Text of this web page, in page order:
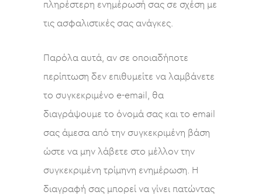
πληρέστερη ενημέρωσή σας σε σχέση με
τις ασφαλιστικές σας ανάγκες.
Παρόλα αυτά, αν σε οποιαδήποτε
περίπτωση δεν επιθυμείτε να λαμβάνετε
το συγκεκριμένο e-email, θα
διαγράψουμε το όνομά σας και το email
σας άμεσα από την συγκεκριμένη βάση
ώστε να μην λάβετε στο μέλλον την
συγκεκριμένη τρίμηνη ενημέρωση. Η
διαγραφή σας μπορεί να γίνει πατώντας